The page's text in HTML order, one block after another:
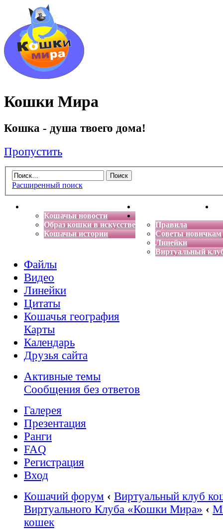
Кошки Мира
Кошка - душа твоего дома!
Пропустить
Расширенный поиск
Кошачьи новости
Образ кошки в искусстве
Кошачьи истории
Энциклопедия кошек
Правила
Советы новичкам
Линейки
Виртуальный
Файлы
Видео
Линейки
Цитаты
Кошачья география
Карты
Календарь
Друзья сайта
Активные темы
Сообщения без ответов
Галерея
Презентация
Ранги
FAQ
Регистрация
Вход
Кошачий форум ‹ Виртуальный клуб
Виртуального Клуба «Кошки Мира» ‹
кошек